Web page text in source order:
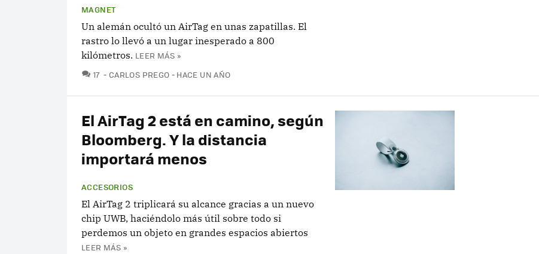
MAGNET
Un alemán ocultó un AirTag en unas zapatillas. El
rastro lo llevó a un lugar inesperado a 800
kilómetros. LEER MÁS »
17 COMENTARIOS
CARLOS PREGO HACE UN AÑO
El AirTag 2 está en camino, según
Bloomberg. Y la distancia
importará menos
ACCESORIOS
El AirTag 2 triplicará su alcance gracias a un nuevo
chip UWB, haciéndolo más útil sobre todo si
perdemos un objeto en grandes espacios abiertos
LEER MÁS »